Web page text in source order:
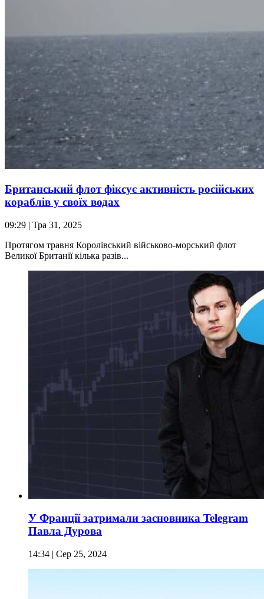
Британський флот фіксує активність російських
кораблів у своїх водах
09:29 | Тра 31, 2025
Протягом травня Королівський військово-морський флот
Великої Британії кілька разів...
У Франції затримали засновника Telegram
Павла Дурова
14:34 | Сер 25, 2024